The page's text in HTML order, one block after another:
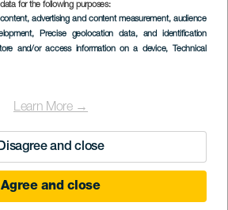
for the following purposes:
advertising and content measurement, audience
, Precise geolocation data, and identification
and/or access information on a device, Technical
Learn More →
and close
Agree and close